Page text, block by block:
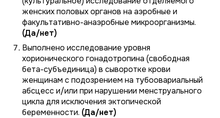
женских половых органов на аэробные и
факультативно-анаэробные микроорганизмы.
(Да/нет)
Выполнено исследование уровня
хорионического гонадотропина (свободная
бета-субъединица) в сыворотке крови
женщинам с подозрением на тубоовариальный
абсцесс и/или при нарушении менструального
цикла для исключения эктопической
беременности. (Да/нет)